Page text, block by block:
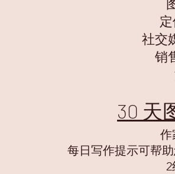
社交
销
30 天
作
每日写作提示可帮